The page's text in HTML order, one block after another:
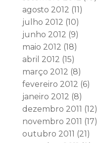
agosto 2012 (11)
julho 2012 (10)
junho 2012 (9)
maio 2012 (18)
abril 2012 (15)
março 2012 (8)
fevereiro 2012 (6)
janeiro 2012 (8)
dezembro 2011 (12)
novembro 2011 (17)
outubro 2011 (21)